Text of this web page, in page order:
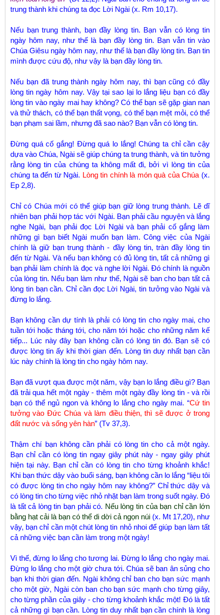
trung thành khi chúng ta đọc Lời Ngài (x. Rm 10,17).
Nếu bạn trung thành, bạn đầy lòng tin. Bạn vẫn có lòng tin
ngày hôm nay, như thế là bạn đầy lòng tin. Bạn vẫn tin vào
Chúa Giêsu ngày hôm nay, như thế là bạn đầy lòng tin. Bạn tin
mình được cứu độ, như vậy là bạn đầy lòng tin.
Nếu bạn đã trung thành ngày hôm nay, thì bạn cũng có đầy
lòng tin ngày hôm nay. Vậy tại sao lại lo lắng liệu bạn có đầy
lòng tin vào ngày mai hay không? Có thể bạn sẽ gặp gian nan
và thử thách, có thể bạn thất vọng, có thể bạn mệt mỏi, có thể
bạn phạm sai lầm, nhưng đã sao nào? Bạn vẫn có lòng tin.
Đừng quá cố gắng! Đừng quá lo lắng! Chúng ta chỉ cần cậy
dựa vào Chúa, Ngài sẽ giúp chúng ta trung thành, và tin tưởng
rằng lòng tin của chúng ta không mất đi, bởi vì lòng tin của
chúng ta đến từ Ngài. Lòng tin chính là món quà của Chúa (x.
Ep 2,8).
Chỉ có Chúa mới có thể giúp bạn giữ lòng trung thành. Lẽ dĩ
nhiên bạn phải hợp tác với Ngài. Bạn phải cầu nguyện và lắng
nghe Ngài, bạn phải đọc Lời Ngài và bạn phải cố gắng làm
những gì bạn biết Ngài muốn bạn làm. Công việc của Ngài
chính là giữ bạn trung thành - đầy lòng tin, tràn đầy lòng tin
đến từ Ngài. Và nếu bạn không có đủ lòng tin, tất cả những gì
bạn phải làm chính là đọc và nghe lời Ngài. Đó chính là nguồn
của lòng tin. Nếu bạn làm như thế, Ngài sẽ ban cho bạn tất cả
lòng tin bạn cần. Chỉ cần đọc Lời Ngài, tin tưởng vào Ngài và
đừng lo lắng.
Bạn không cần dự tính là phải có lòng tin cho ngày mai, cho
tuần tới hoặc tháng tới, cho năm tới hoặc cho những năm kế
tiếp... Lúc này đây bạn không cần có lòng tin đó. Bạn sẽ có
được lòng tin ấy khi thời gian đến. Lòng tin duy nhất bạn cần
lúc này chính là lòng tin cho ngày hôm nay.
Bạn đã vượt qua được một năm, vậy bạn lo lắng điều gì? Bạn
đã trải qua hết một ngày - thêm một ngày đầy lòng tin - và rồi
bạn có thể ngủ ngon và không lo lắng cho ngày mai. “Cứ tin
tưởng vào Đức Chúa và làm điều thiện, thì sẽ được ở trong
đất nước và sống yên hàn” (Tv 37,3).
Thậm chí bạn không cần phải có lòng tin cho cả một ngày.
Bạn chỉ cần có lòng tin ngay giây phút này - ngay giây phút
hiện tại này. Bạn chỉ cần có lòng tin cho từng khoảnh khắc!
Khi bạn thức dậy vào buổi sáng, bạn không cần lo lắng “liệu tôi
có được lòng tin cho ngày hôm nay không?” Chỉ thức dậy và
có lòng tin cho từng việc nhỏ nhặt bạn làm trong suốt ngày. Đó
là tất cả lòng tin bạn phải có. Nếu lòng tin của bạn chỉ cần lớn
bằng hạt cải là bạn có thể di dời cả ngọn núi (x. Mt 17,20), như
vậy, bạn chỉ cần một chút lòng tin nhỏ nhoi để giúp bạn làm tất
cả những việc bạn cần làm trong một ngày!
Vì thế, đừng lo lắng cho tương lai. Đừng lo lắng cho ngày mai.
Đừng lo lắng cho một giờ chưa tới. Chúa sẽ ban ân sủng cho
bạn khi thời gian đến. Ngài không chỉ ban cho bạn sức mạnh
cho một giờ, Ngài còn ban cho bạn sức mạnh cho từng giây,
cho từng phần của giây - cho từng khoảnh khắc một! Đó là tất
cả những gì bạn cần. Lòng tin duy nhất bạn cần chính là lòng